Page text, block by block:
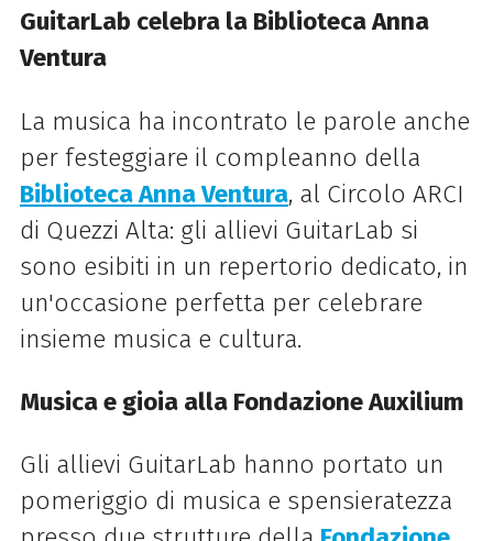
GuitarLab celebra la Biblioteca Anna
Ventura
La musica ha incontrato le parole anche
per festeggiare il compleanno della
Biblioteca Anna Ventura, al Circolo ARCI
di Quezzi Alta: gli allievi GuitarLab si
sono esibiti in un repertorio dedicato, in
un'occasione perfetta per celebrare
insieme musica e cultura.
Musica e gioia alla Fondazione Auxilium
Gli allievi GuitarLab hanno portato un
pomeriggio di musica e spensieratezza